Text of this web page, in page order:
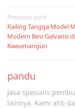
Post
navigation
Previous post
Railing Tangga Model
Modern Besi Galvanis di
Rawamangun
pandu
Jasa spesialis
lainnya. Kami ahli